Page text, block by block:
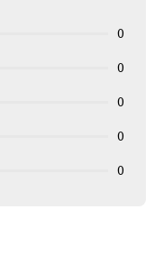
0
0
0
0
0